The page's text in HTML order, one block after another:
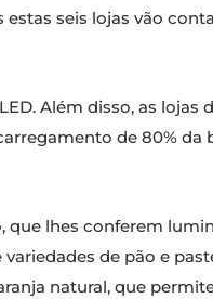
seis lojas vão
Além disso, as lojas
de 80% da
que lhes conferem
de pão e
natural, que